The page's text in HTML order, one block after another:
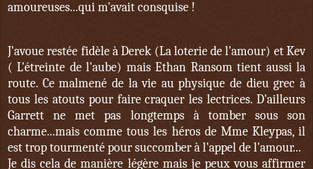
amoureuses...qui m'avait consquise !
J'avoue restée fidèle à Derek (La loterie de l'amour) et Kev
( L'étreinte de l'aube) mais Ethan Ransom tient aussi la
route. Ce malmené de la vie au physique de dieu grec à
tous les atouts pour faire craquer les lectrices. D'ailleurs
Garrett ne met pas longtemps à tomber sous son
charme...mais comme tous les héros de Mme Kleypas, il
est trop tourmenté pour succomber à l'appel de l'amour...
Je dis cela de manière légère mais je peux vous affirmer